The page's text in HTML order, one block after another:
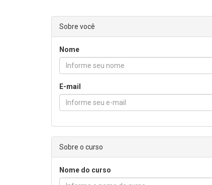
Sobre você
Nome
E-mail
Sobre o curso
Nome do curso